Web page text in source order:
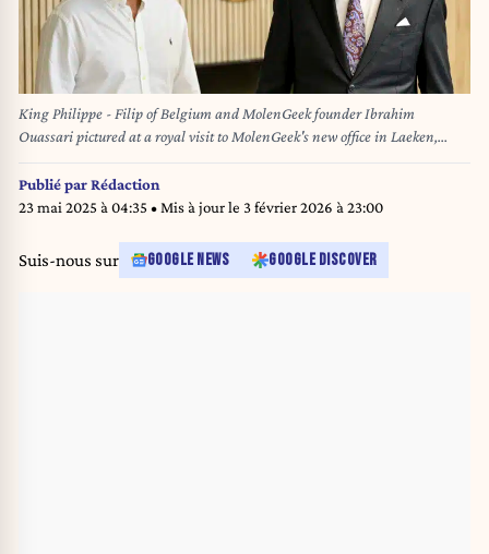
King Philippe - Filip of Belgium and MolenGeek founder Ibrahim
Ouassari pictured at a royal visit to MolenGeek's new office in Laeken,
Brussels, Wednesday 25 September 2024. MolenGeek's mission is to make
digital technologies accessible to everyone, regardless of background or
level of training, to give everyone the chance to find a job, set up a business
Publié parRédaction
23 mai 2025 à 04:35 • Mis à jour le 3 février 2026 à 23:00
Suis-nous sur GOOGLE NEWS GOOGLE DISCOVER